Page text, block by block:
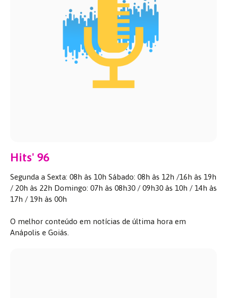
Hits' 96
Segunda a Sexta: 08h às 10h Sábado: 08h às 12h /16h às 19h
/ 20h às 22h Domingo: 07h às 08h30 / 09h30 às 10h / 14h às
17h / 19h às 00h
O melhor conteúdo em notícias de última hora em
Anápolis e Goiás.